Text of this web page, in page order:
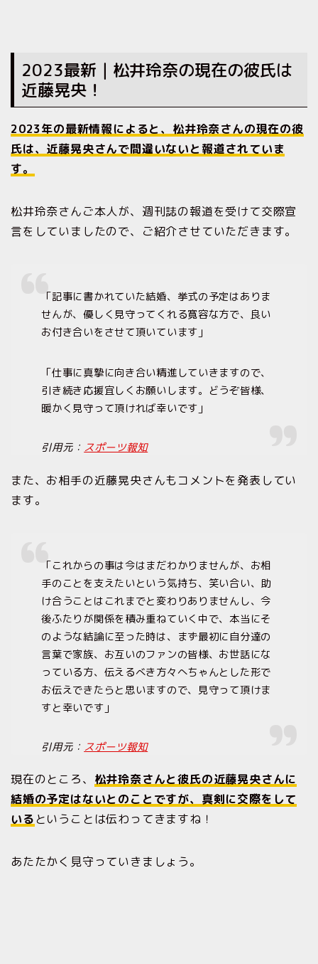
2023最新｜松井玲奈の現在の彼氏は
近藤晃央！
2023年の最新情報によると、松井玲奈さんの現在の彼
氏は、近藤晃央さんで間違いないと報道されていま
す。
松井玲奈さんご本人が、週刊誌の報道を受けて交際宣
言をしていましたので、ご紹介させていただきます。
「記事に書かれていた結婚、挙式の予定はありま
せんが、優しく見守ってくれる寛容な方で、良い
お付き合いをさせて頂いています」
「仕事に真摯に向き合い精進していきますので、
引き続き応援宜しくお願いします。どうぞ皆様、
暖かく見守って頂ければ幸いです」
引用元： スポーツ報知
また、お相手の近藤晃央さんもコメントを発表してい
ます。
「これからの事は今はまだわかりませんが、お相
手のことを支えたいという気持ち、笑い合い、助
け合うことはこれまでと変わりありませんし、今
後ふたりが関係を積み重ねていく中で、本当にそ
のような結論に至った時は、まず最初に自分達の
言葉で家族、お互いのファンの皆様、お世話にな
っている方、伝えるべき方々へちゃんとした形で
お伝えできたらと思いますので、見守って頂けま
すと幸いです」
引用元： スポーツ報知
現在のところ、 松井玲奈さんと彼氏の近藤晃央さんに
結婚の予定はないとのことですが、真剣に交際をして
いるということは伝わってきますね！
あたたかく見守っていきましょう。